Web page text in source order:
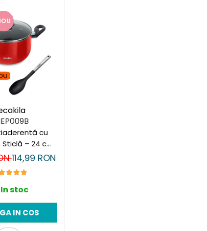
– 24 cm
lingură
Decakila
free)
114,99 RON
In stoc
IN COS